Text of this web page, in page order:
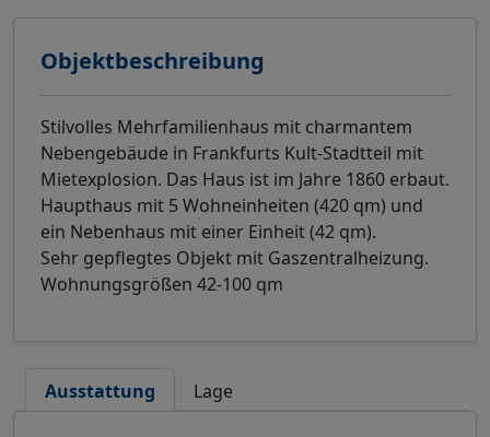
Objektbeschreibung
Stilvolles Mehrfamilienhaus mit charmantem
Nebengebäude in Frankfurts Kult-Stadtteil mit
Mietexplosion. Das Haus ist im Jahre 1860 erbaut.
Haupthaus mit 5 Wohneinheiten (420 qm) und
ein Nebenhaus mit einer Einheit (42 qm).
Sehr gepflegtes Objekt mit Gaszentralheizung.
Wohnungsgrößen 42-100 qm
Ausstattung Lage